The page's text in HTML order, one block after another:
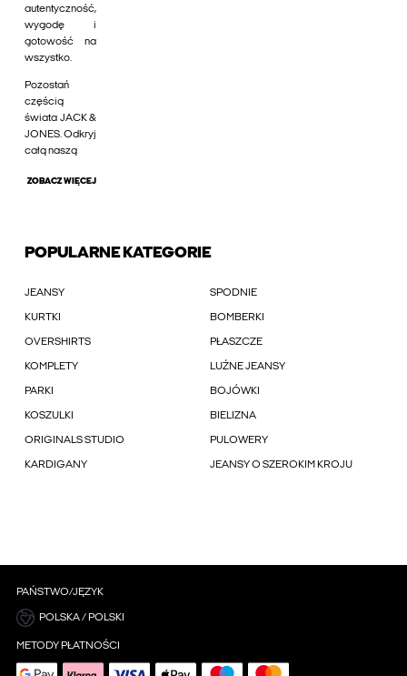
autentyczność,
wygodę i
gotowość na
wszystko.
Pozostań
częścią
świata JACK &
JONES. Odkryj
całą naszą
ZOBACZ WIĘCEJ
POPULARNE KATEGORIE
JEANSY SPODNIE
KURTKI BOMBERKI
OVERSHIRTS PŁASZCZE
KOMPLETY LUŹNE JEANSY
PARKI BOJÓWKI
KOSZULKI BIELIZNA
ORIGINALS STUDIO PULOWERY
KARDIGANY JEANSY O SZEROKIM KROJU
PAŃSTWO/JĘZYK
POLSKA / POLSKI
METODY PŁATNOŚCI